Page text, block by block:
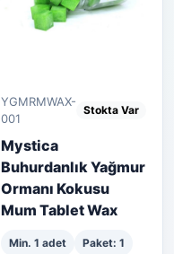
YGMRMWAX-
001
Stokta Var
Mystica
Buhurdanlık Yağmur
Ormanı Kokusu
Mum Tablet Wax
Min. 1 adet
Paket: 1